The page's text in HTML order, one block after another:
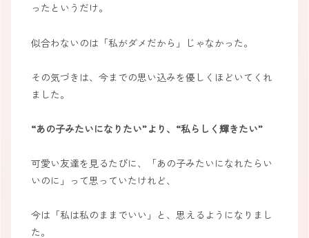
ったというだけ。
似合わないのは「私がダメだから」じゃなかった。
その気づきは、今までの思い込みを優しくほどいてくれ
ました。
“あの子みたいになりたい”より、“私らしく輝きたい”
可愛い友達を見るたびに、「あの子みたいになれたらい
いのに」って思っていたけれど、
今は「私は私のままでいい」と、思えるようになりまし
た。